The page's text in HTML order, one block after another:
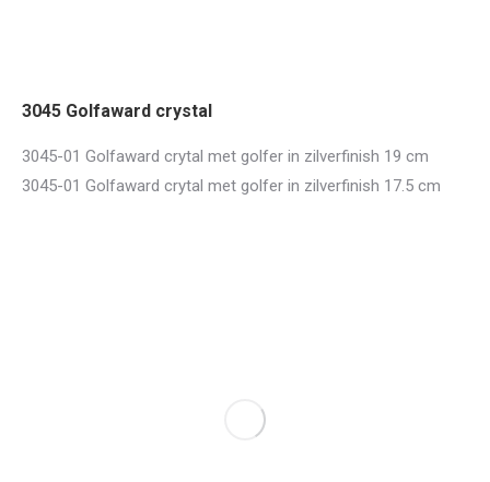
3045 Golfaward crystal
3045-01 Golfaward crytal met golfer in zilverfinish 19 cm
3045-01 Golfaward crytal met golfer in zilverfinish 17.5 cm